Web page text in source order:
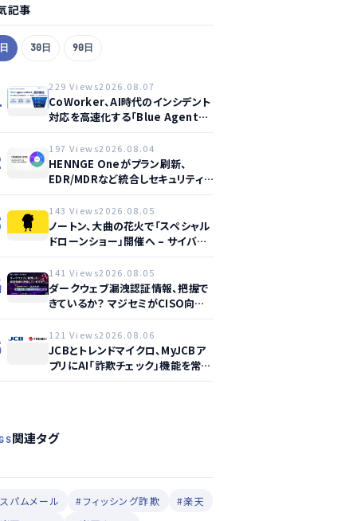
記事
30日 90日
229 Views2026.08.07
CoWorker、AI時代のインシデント
対応を高速化する「Blue Agent
CoWork」を提供開始
197 Views2026.08.04
HENNGE Oneがプラン刷新、
EDR/MDRなど統合しセキュリティ
強化へ
143 Views2026.08.05
ノートン、大曲の花火で「スペシャル
ドローンショー」開催へ – サイバー
セーフティ啓発
141 Views2026.08.05
ダークウェブ漏洩認証情報、把握で
きているか？ マジセミがCISO向け
ウェビナー開催へ
121 Views2026.08.06
JCBとトレンドマイクロ、MyJCBア
プリにAI「詐欺チェック」機能を常設
し不正対策を強化
関連タグ
パムメール #フィッシング詐欺
#楽天